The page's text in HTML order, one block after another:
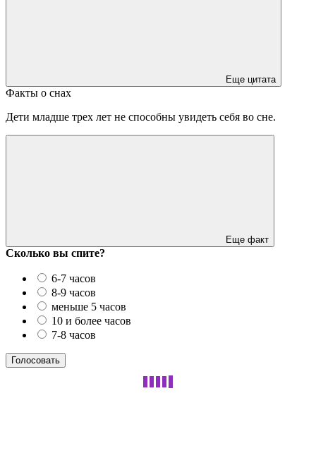
Еще цитата
Факты о снах
Дети младше трех лет не способны увидеть себя во сне.
Еще факт
Сколько вы спите?
6-7 часов
8-9 часов
меньше 5 часов
10 и более часов
7-8 часов